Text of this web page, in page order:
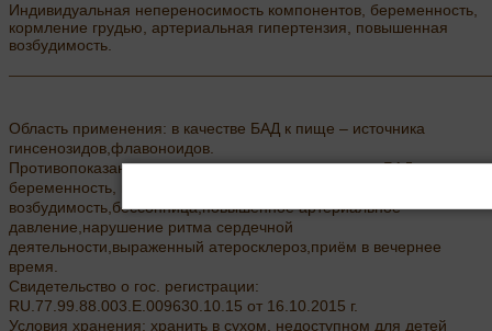
Индивидуальная непереносимость компонентов, беременность,
кормление грудью, артериальная гипертензия, повышенная
возбудимость.
Область применения: в качестве БАД к пище – источника
гинсенозидов,флавоноидов.
Противопоказания: непереносимость компонентов БАД,
беременность, кормление грудью,повышенная нервная
возбудимость,бессонница,повышенное артериальное
давление,нарушение ритма сердечной
деятельности,выраженный атеросклероз,приём в вечернее
время.
Свидетельство о гос. регистрации:
RU.77.99.88.003.Е.009630.10.15 от 16.10.2015 г.
Условия хранения: хранить в сухом, недоступном для детей